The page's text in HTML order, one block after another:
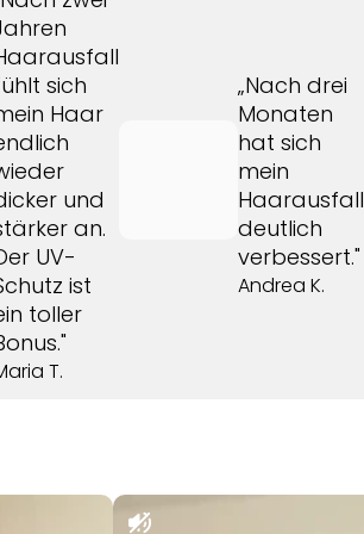
sich
Haar
und
an.
UV-
ist
toller
T.
„Nach drei
Monaten
hat sich
mein
Haarausfall
deutlich
verbessert."
Andrea K.